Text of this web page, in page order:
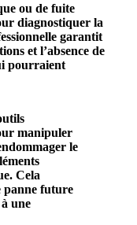
ou de fuite
diagnostiquer la
garantit
et l’absence de
pourraient
manipuler
le
Cela
panne future
une